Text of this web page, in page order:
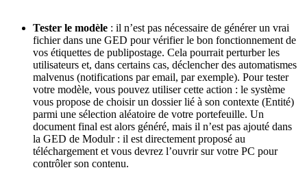
Tester le modèle : il n’est pas nécessaire de générer un vrai
fichier dans une GED pour vérifier le bon fonctionnement de
vos étiquettes de publipostage. Cela pourrait perturber les
utilisateurs et, dans certains cas, déclencher des automatismes
malvenus (notifications par email, par exemple). Pour tester
votre modèle, vous pouvez utiliser cette action : le système
vous propose de choisir un dossier lié à son contexte (Entité)
parmi une sélection aléatoire de votre portefeuille. Un
document final est alors généré, mais il n’est pas ajouté dans
la GED de Modulr : il est directement proposé au
téléchargement et vous devrez l’ouvrir sur votre PC pour
contrôler son contenu.